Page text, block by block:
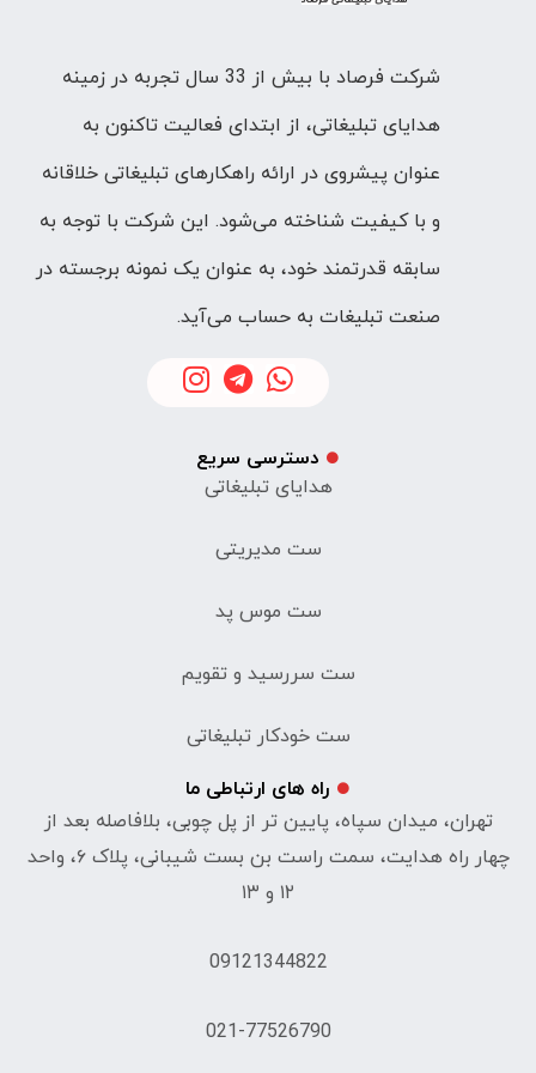
شرکت فرصاد با بیش از 33 سال تجربه در زمینه
هدایای تبلیغاتی، از ابتدای فعالیت تاکنون به
عنوان پیشروی در ارائه راهکارهای تبلیغاتی خلاقانه
و با کیفیت شناخته می‌شود. این شرکت با توجه به
سابقه قدرتمند خود، به عنوان یک نمونه برجسته در
صنعت تبلیغات به حساب می‌آید.
دسترسی سریع
هدایای تبلیغاتی
ست مدیریتی
ست موس پد
ست سررسید و تقویم
ست خودکار تبلیغاتی
راه های ارتباطی ما
تهران، میدان سپاه، پایین تر از پل چوبی، بلافاصله بعد از
چهار راه هدایت، سمت راست بن بست شیبانی، پلاک ۶، واحد
۱۲ و ۱۳
09121344822
021-77526790